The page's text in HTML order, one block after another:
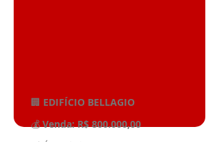
🏢 EDIFÍCIO BELLAGIO
💰Venda: R$ 800.000,00